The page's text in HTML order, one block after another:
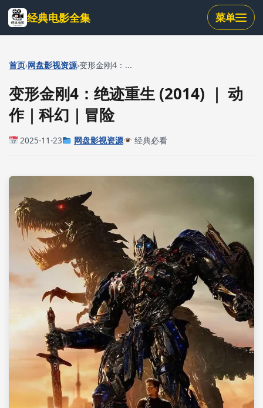
跳
到
主
内
经典电影全集 菜单
首页›网盘影视资源›变形金刚4：...
变形金刚4：绝迹重生 (2014) ｜ 动
作｜科幻｜冒险
2025-11-23 网盘影视资源 经典必看